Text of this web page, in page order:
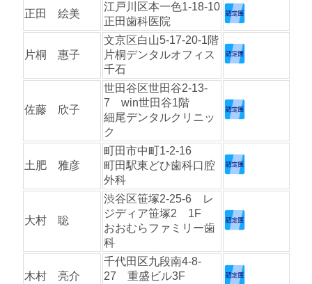
正田 絵美
江戸川区本一色1-18-10
正田歯科医院
片桐 惠子
⽂京区⽩⼭5-17-20-1階
片桐デンタルオフィス
千石
佐藤 欣子
世田谷区世田谷2-13-
7 win世田谷1階
細尾デンタルクリニッ
ク
土肥 雅彦
町田市中町1-2-16
町田駅東どひ歯科口腔
外科
大村 聡
渋谷区笹塚2-25-6 レ
ジディア笹塚2 1F
おおむらファミリー歯
科
木村 亮介
千代田区九段南4-8-
27 重盛ビル3F